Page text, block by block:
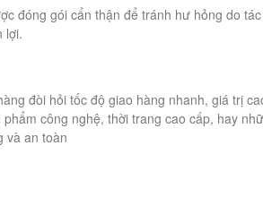
đóng gói cẩn thận để tránh hư hỏng do tác
lợi.
đòi hỏi tốc độ giao hàng nhanh, giá trị
công nghệ, thời trang cao cấp, hay
và an toàn